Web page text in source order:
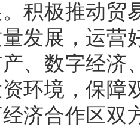
积极推动贸
发展，运营
、数字经济
环境，保障
济合作区双